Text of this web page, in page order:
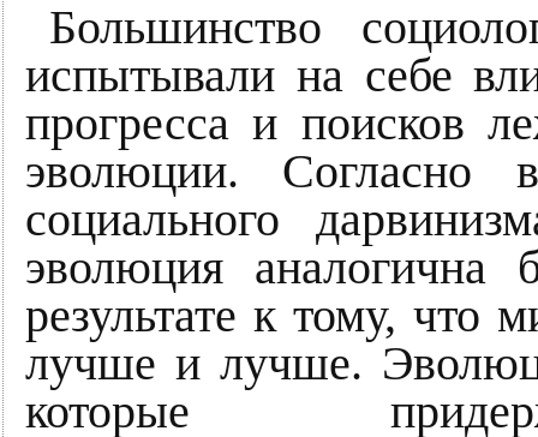
Большинство
испытывали на себе
прогресса и поисков
эволюции. Согласно
социального
эволюция аналогична
результате к тому, что
лучше и лучше.
которые